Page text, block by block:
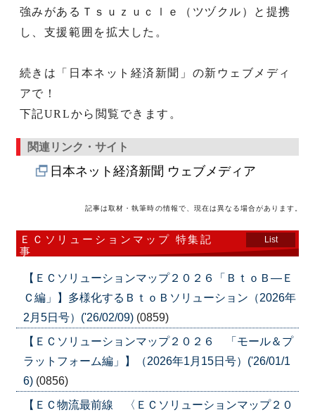
強みがあるＴｓｕｚｕｃｌｅ（ツヅクル）と提携
し、支援範囲を拡大した。
続きは「日本ネット経済新聞」の新ウェブメディ
アで！
下記URLから閲覧できます。
関連リンク・サイト
日本ネット経済新聞 ウェブメディア
記事は取材・執筆時の情報で、現在は異なる場合があります。
ＥＣソリューションマップ 特集記
事
List
【ＥＣソリューションマップ２０２６「ＢｔｏＢ―Ｅ
Ｃ編」】多様化するＢｔｏＢソリューション（2026年
2月5日号）('26/02/09) (0859)
【ＥＣソリューションマップ２０２６ 「モール＆プ
ラットフォーム編」】（2026年1月15日号）('26/01/1
6) (0856)
【ＥＣ物流最前線 〈ＥＣソリューションマップ２０